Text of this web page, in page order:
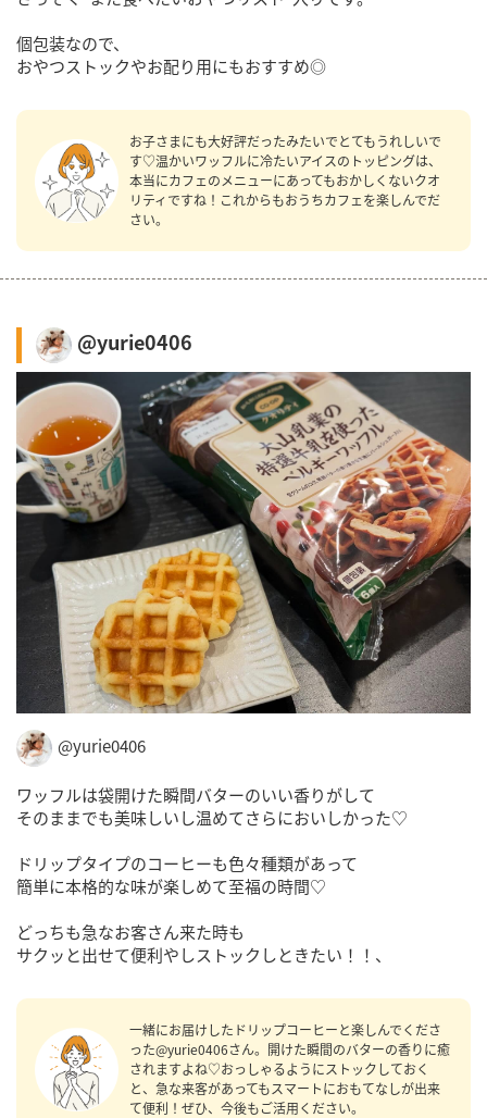
個包装なので、
おやつストックやお配り用にもおすすめ◎
お子さまにも大好評だったみたいでとてもうれしいで
す♡温かいワッフルに冷たいアイスのトッピングは、
本当にカフェのメニューにあってもおかしくないクオ
リティですね！これからもおうちカフェを楽しんでだ
さい。
@yurie0406
@yurie0406
ワッフルは袋開けた瞬間バターのいい香りがして
そのままでも美味しいし温めてさらにおいしかった♡
ドリップタイプのコーヒーも色々種類があって
簡単に本格的な味が楽しめて至福の時間♡
どっちも急なお客さん来た時も
サクッと出せて便利やしストックしときたい！！、
一緒にお届けしたドリップコーヒーと楽しんでくださ
った@yurie0406さん。開けた瞬間のバターの香りに癒
されますよね♡おっしゃるようにストックしておく
と、急な来客があってもスマートにおもてなしが出来
て便利！ぜひ、今後もご活用ください。